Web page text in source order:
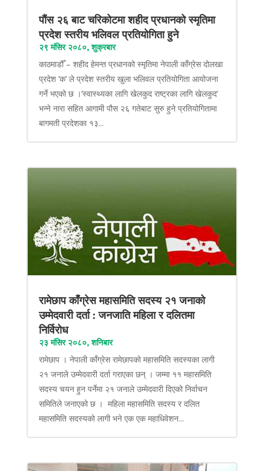
पौंस २६ बाट चरिकोटमा शहीद प्रधानको स्मृतिमा
प्रदेश स्तरीय भलिवल प्रतियोगिता हुने
२९ मंसिर २०८०, शुक्रबार
काठमाडौँ – शहीद हेमन्त प्रधानको स्मृतिमा नेपाली काँग्रेस दोलखा
प्रदेश ‘क’ ले प्रदेश स्तरीय खुला भलिवल प्रतियोगिता आयोजना
गर्ने भएको छ ।‘स्वास्थ्यका लागि खेलकुद राष्ट्रका लागि खेलकुद’
भन्ने नारा सहित आगामी पौस २६ गतेबाट सुरु हुने प्रतियोगितामा
बागमती प्रदेशका १३...
रामेछाप काँग्रेस महासमिति सदस्य २१ जनाको
उम्मेदवारी दर्ता : जनजाति महिला र दलितमा
निर्विरोध
२३ मंसिर २०८०, शनिबार
रामेछाप । नेपाली काँग्रेस रामेछापको महासमिति सदस्यका लागी
२१ जनाले उम्मेदवारी दर्ता गराएका छन् । जम्मा ११ महासमिति
सदस्य चयन हुन पर्नेमा २१ जनाले उम्मेदवारी दिएको निर्वाचन
समितिले जनाएको छ । महिला महासमिति सदस्य र दलित
महासमिति सदस्यको लागी भने एक एक महाधिवेशन...